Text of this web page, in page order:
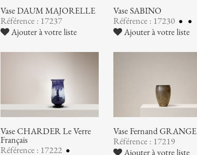
Vase DAUM MAJORELLE
Référence : 17237
Ajouter à votre liste
Vase SABINO
Référence : 17230
Ajouter à votre liste
Vase CHARDER Le Verre
Français
Référence : 17222
Vase Fernand GRANGE
Référence : 17219
Ajouter à votre liste